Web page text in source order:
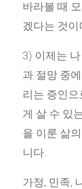
바라볼 때
겠다는 것이
3) 이제는
과 절망 중
리는 증인
게 살 수 있
을 이룬 삶
니다.
가정, 민족,